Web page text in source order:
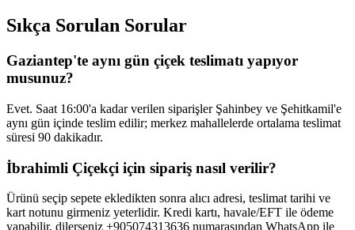
Sıkça Sorulan Sorular
Gaziantep'te aynı gün çiçek teslimatı yapıyor
musunuz?
Evet. Saat 16:00'a kadar verilen siparişler Şahinbey ve Şehitkamil'e
aynı gün içinde teslim edilir; merkez mahallelerde ortalama teslimat
süresi 90 dakikadır.
İbrahimli Çiçekçi için sipariş nasıl verilir?
Ürünü seçip sepete ekledikten sonra alıcı adresi, teslimat tarihi ve
kart notunu girmeniz yeterlidir. Kredi kartı, havale/EFT ile ödeme
yapabilir, dilerseniz +905074313636 numarasından WhatsApp ile